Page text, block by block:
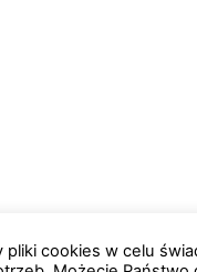
cookies w celu